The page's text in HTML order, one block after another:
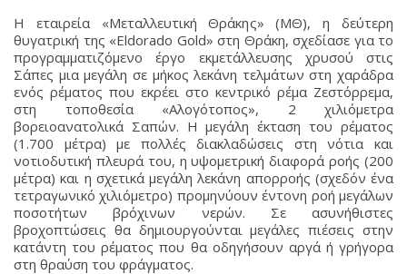
Η εταιρεία «Μεταλλευτική Θράκης» (ΜΘ), η δεύτερη
θυγατρική της «Eldorado Gold» στη Θράκη, σχεδίασε για το
προγραμματιζόμενο έργο εκμετάλλευσης χρυσού στις
Σάπες μια μεγάλη σε μήκος λεκάνη τελμάτων στη χαράδρα
ενός ρέματος που εκρέει στο κεντρικό ρέμα Ζεστόρρεμα,
στη τοποθεσία «Αλογότοπος», 2 χιλιόμετρα
βορειοανατολικά Σαπών. Η μεγάλη έκταση του ρέματος
(1.700 μέτρα) με πολλές διακλαδώσεις στη νότια και
νοτιοδυτική πλευρά του, η υψομετρική διαφορά ροής (200
μέτρα) και η σχετικά μεγάλη λεκάνη απορροής (σχεδόν ένα
τετραγωνικό χιλιόμετρο) προμηνύουν έντονη ροή μεγάλων
ποσοτήτων βρόχινων νερών. Σε ασυνήθιστες
βροχοπτώσεις θα δημιουργούνται μεγάλες πιέσεις στην
κατάντη του ρέματος που θα οδηγήσουν αργά ή γρήγορα
στη θραύση του φράγματος.